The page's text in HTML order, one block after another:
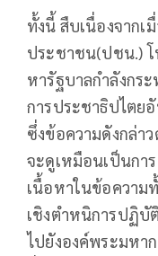
ทั้งนี้ สืบเนื่องจาก
ประชาชน(ปชน.)
หารัฐบาลกำลังกร
การประชาธิปไตย
ซึ่งข้อความดังกล่า
จะดูเหมือนเป็นกา
เนื้อหาในข้อความ
เชิงตำหนิการปฏิบั
ไปยังองค์พระมหา